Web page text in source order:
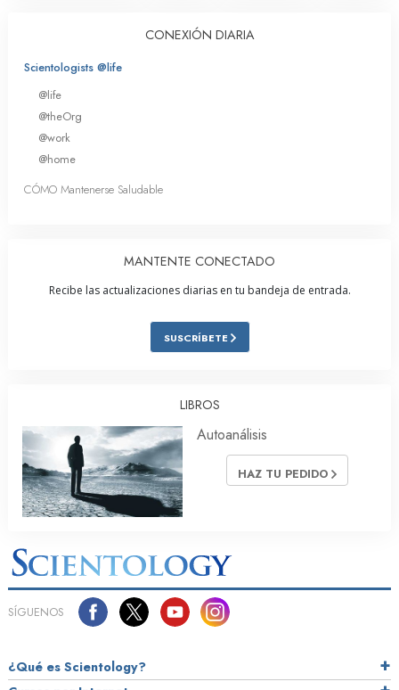
CONEXIÓN DIARIA
Scientologists @life
@life
@theOrg
@work
@home
CÓMO Mantenerse Saludable
MANTENTE CONECTADO
Recibe las actualizaciones diarias en tu bandeja de entrada.
SUSCRÍBETE
LIBROS
Autoanálisis
HAZ TU PEDIDO
SÍGUENOS
¿Qué es Scientology?